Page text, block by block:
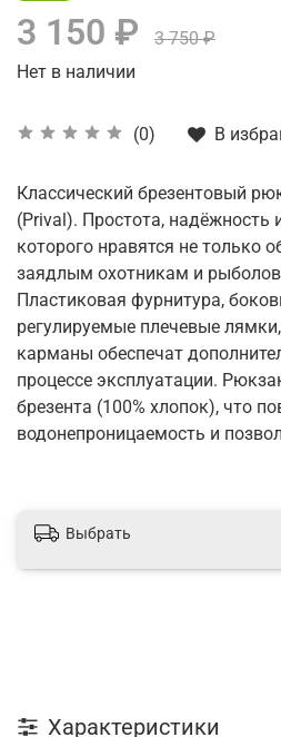
(0) В
3 150 ₽
3 750 ₽
Нет в наличии
Классический брезентовый
(Prival). Простота, надёжность
которого нравятся не только
заядлым охотникам и
Пластиковая фурнитура,
регулируемые плечевые
карманы обеспечат
процессе эксплуатации.
брезента (100% хлопок), что
водонепроницаемость и
Выбрать
Характеристики